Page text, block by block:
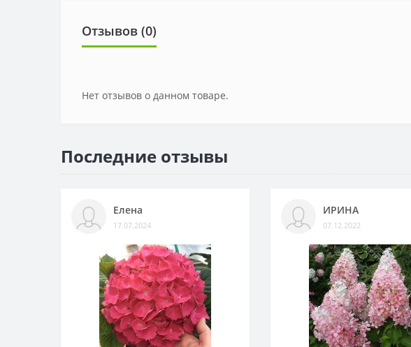
Отзывов (0)
Нет отзывов о данном товаре.
Последние отзывы
Елена
17.07.2024
ИРИНА
07.12.2022